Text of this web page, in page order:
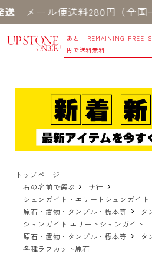
ル便送料280円（全国一律
あと
円で送料無料
トップページ
石の名前で選ぶ
サ行
シュンガイト・エリートシュンガイト
原石・置物・タンブル・標本等
タ
シュンガイト エリートシュンガイト
原石・置物・タンブル・標本等
タ
各種ラフカット原石